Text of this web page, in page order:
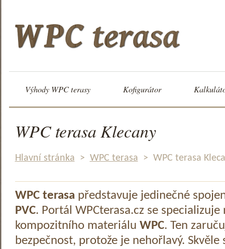
Výhody WPC terasy Kofigurátor
WPC terasa Klecany
Hlavní stránka > WPC terasa > WPC terasa
WPC terasa představuje jedinečné
PVC. Portál WPCterasa.cz se specializuje
kompozitního materiálu WPC. Ten
bezpečnost, protože je nehořlavý.